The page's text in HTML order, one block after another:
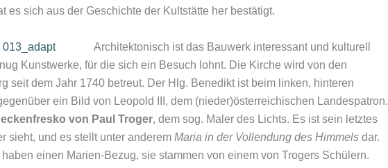
es sich aus der Geschichte der Kultstätte her bestätigt.
Architektonisch ist das Bauwerk interessant und kulturell
Kunstwerke, für die sich ein Besuch lohnt. Die Kirche wird von den
seit dem Jahr 1740 betreut. Der Hlg. Benedikt ist beim linken, hinteren
ein Bild von Leopold III, dem (nieder)österreichischen Landespatron.
von Paul Troger, dem sog. Maler des Lichts. Es ist sein letztes
sieht, und es stellt unter anderem Maria in der Vollendung des Himmels dar.
einen Marien-Bezug, sie stammen von einem von Trogers Schülern.